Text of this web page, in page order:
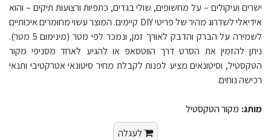
ישרים ועיקולים – על מחשופים, שולי בגדים, כתפיות ורצועות תיקים – והוא
אידיאלי לשדרוג מהיר של פריטי DIY קיימים. המוצר עשוי מחומרים איכותיים
לשמירה על הברק והדבק לאורך זמן, ונמכר לפי מטר (מינימום 5 מטר).
ניתן להזמין את הסרט דרך הווטסאפ או להגיע לאחד מסניפי מקור
הטקסטיל, וסיטונאים מציע לפנות לקבלת מחיר סיטונאי אטרקטיבי ותנאי
רכישה נוחים.
מותג: מקור הטקסטיל
לעגלה